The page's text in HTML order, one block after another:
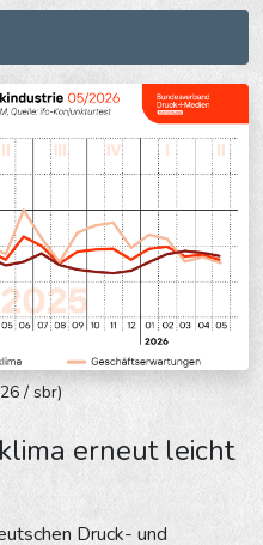
/ sbr)
erneut leicht
Druck- und